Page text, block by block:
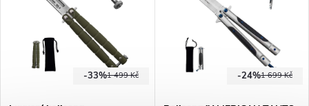
1 499 Kč
-33% 1 699 Kč
-24%